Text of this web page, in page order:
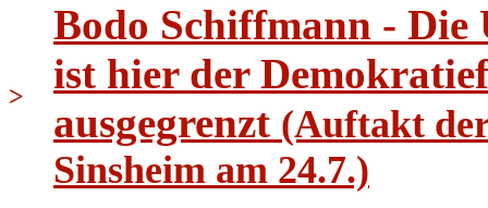
>
Bodo Schiffmann -
ist hier der
ausgegrenzt (Auftakt
Sinsheim am 24.7.)